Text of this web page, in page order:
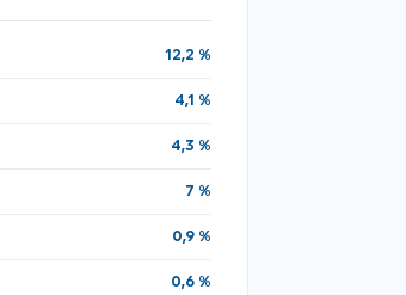
12,2 %
4,1 %
4,3 %
7 %
0,9 %
0,6 %